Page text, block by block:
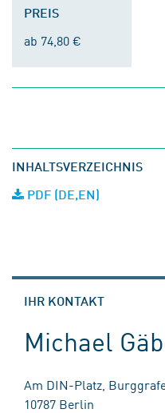
PREIS
ab 74,80 €
INHALTSVERZEICHNIS
PDF (DE,EN)
IHR KONTAKT
Michael
Am DIN-Platz,
10787 Berlin